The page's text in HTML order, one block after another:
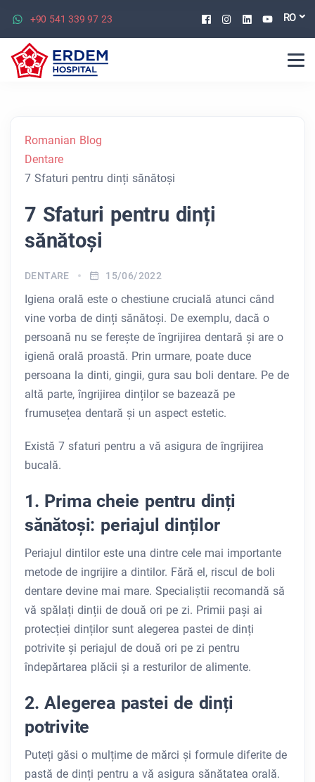
+90 541 339 97 23 Facebook
Instagram
Linkedin
RO
Romanian Blog
Dentare
7 Sfaturi pentru dinți sănătoși
7 Sfaturi pentru dinți
sănătoși
DENTARE 15/06/2022
Igiena orală este o chestiune crucială atunci când
vine vorba de dinți sănătoși. De exemplu, dacă o
persoană nu se ferește de îngrijirea dentară și are o
igienă orală proastă. Prin urmare, poate duce
persoana la dinti, gingii, gura sau boli dentare. Pe de
altă parte, îngrijirea dinților se bazează pe
frumusețea dentară și un aspect estetic.
Există 7 sfaturi pentru a vă asigura de îngrijirea
bucală.
1. Prima cheie pentru dinți
sănătoși: periajul dinților
Periajul dintilor este una dintre cele mai importante
metode de ingrijire a dintilor. Fără el, riscul de boli
dentare devine mai mare. Specialiștii recomandă să
vă spălați dinții de două ori pe zi. Primii pași ai
protecției dinților sunt alegerea pastei de dinți
potrivite și periajul de două ori pe zi pentru
îndepărtarea plăcii și a resturilor de alimente.
2. Alegerea pastei de dinți
potrivite
Puteți găsi o mulțime de mărci și formule diferite de
pastă de dinți pentru a vă asigura sănătatea orală.